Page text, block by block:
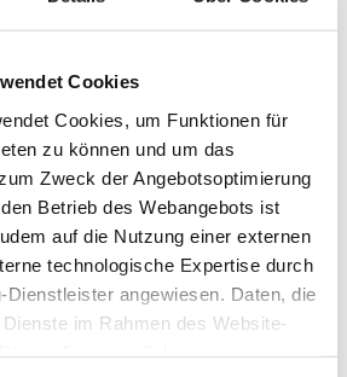
Cookies
Cookies, um Funktionen für
zu können und um das
Zweck der Angebotsoptimierung
Betrieb des Webangebots ist
auf die Nutzung einer externen
technologische Expertise durch
Dienstleister angewiesen. Daten, die
im Rahmen des Website-